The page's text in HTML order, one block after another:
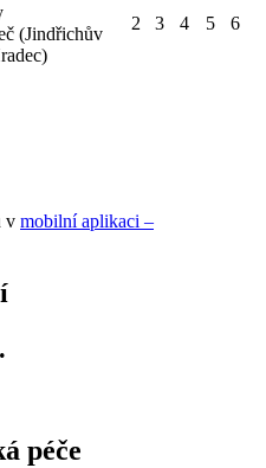
(Jindřichův
2 3 4 5 6
v mobilní aplikaci –
péče